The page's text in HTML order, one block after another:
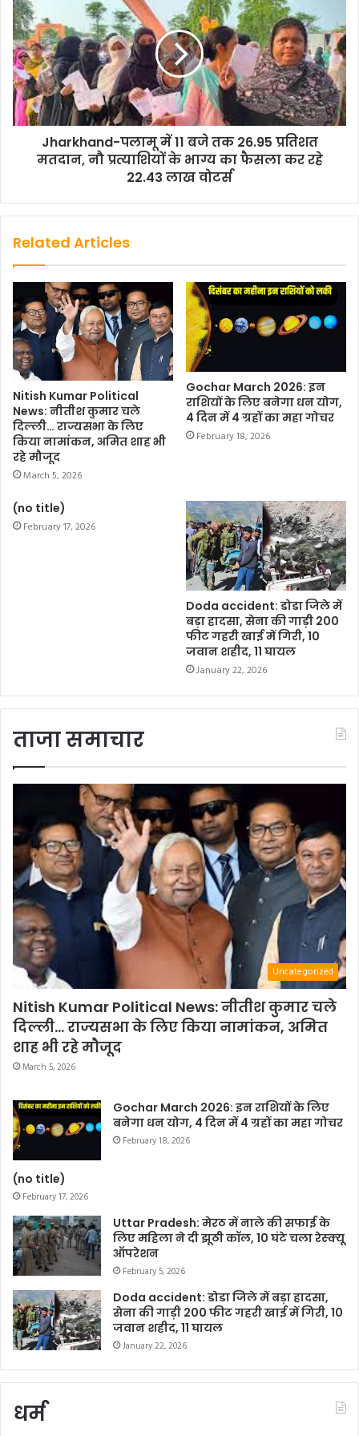
b
o
o
k
t
t
e
r
t
s
A
p
p
i
l
y
L
i
n
k
r
e
Jharkhand-पलामू में 11 बजे तक 26.95 प्रतिशत
मतदान, नौ प्रत्याशियों के भाग्य का फैसला कर रहे
22.43 लाख वोटर्स
Related Articles
Nitish Kumar Political
News: नीतीश कुमार चले
दिल्ली… राज्यसभा के लिए
किया नामांकन, अमित शाह भी
रहे मौजूद
March 5, 2026
Gochar March 2026: इन
राशियों के लिए बनेगा धन योग,
4 दिन में 4 ग्रहों का महा गोचर
February 18, 2026
(no title)
February 17, 2026
Doda accident: डोडा जिले में
बड़ा हादसा, सेना की गाड़ी 200
फीट गहरी खाई में गिरी, 10
जवान शहीद, 11 घायल
January 22, 2026
ताजा समाचार
Uncategorized
Nitish Kumar Political News: नीतीश कुमार चले
दिल्ली… राज्यसभा के लिए किया नामांकन, अमित
शाह भी रहे मौजूद
March 5, 2026
Gochar March 2026: इन राशियों के लिए
बनेगा धन योग, 4 दिन में 4 ग्रहों का महा गोचर
February 18, 2026
(no title)
February 17, 2026
Uttar Pradesh: मेरठ में नाले की सफाई के
लिए महिला ने दी झूठी कॉल, 10 घंटे चला रेस्क्यू
ऑपरेशन
February 5, 2026
Doda accident: डोडा जिले में बड़ा हादसा,
सेना की गाड़ी 200 फीट गहरी खाई में गिरी, 10
जवान शहीद, 11 घायल
January 22, 2026
धर्म